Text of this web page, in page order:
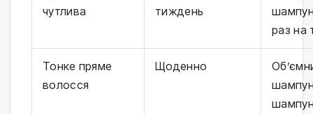
чутлива
тиждень
раз на
Тонке пряме
волосся
Щоденно